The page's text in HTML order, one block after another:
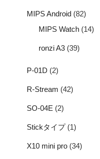
MIPS Android (82)
MIPS Watch (14)
ronzi A3 (39)
P-01D (2)
R-Stream (42)
SO-04E (2)
Stickタイプ(1)
X10 mini pro (34)